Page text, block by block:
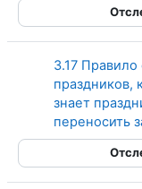
3.17 Правило
праздников,
знает
переносить